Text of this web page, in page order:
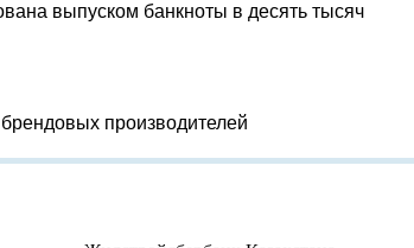
выпуском банкноты в десять тысяч
производителей